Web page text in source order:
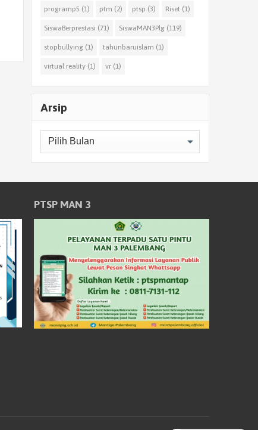
programp5 (1) ptm (2) ptsp (3) Riset (1)
SiswaBerprestasi (71) SiswaMAN3Plg (119)
stopbullying (1) tahunbaruislam (1)
virtual reality (1) vr (1)
Arsip
Arsip
PTSP MAN 3